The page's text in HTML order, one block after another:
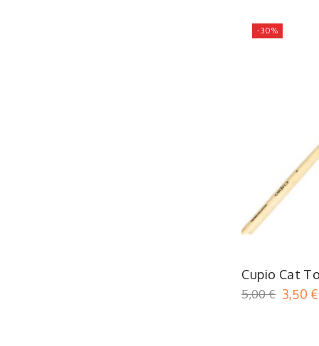
-30%
Cupio Cat
5,00 € 3,50 €